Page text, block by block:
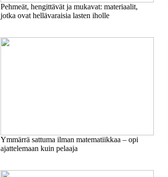
Pehmeät, hengittävät ja mukavat: materiaalit,
jotka ovat hellävaraisia lasten iholle
Ymmärrä sattuma ilman matematiikkaa – opi
ajattelemaan kuin pelaaja